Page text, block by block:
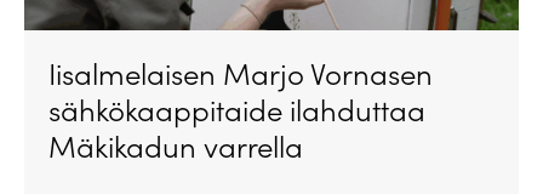
Iisalmelaisen Marjo Vornasen
sähkökaappitaide ilahduttaa
Mäkikadun varrella